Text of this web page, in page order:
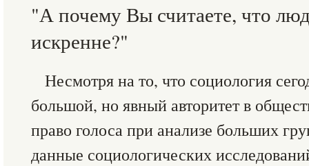
"А почему Вы считаете, что
искренне?"
Несмотря на то, что социология
большой, но явный авторитет в
право голоса при анализе больших
данные социологических